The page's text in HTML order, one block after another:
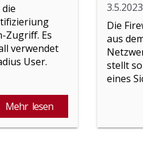
Zugriff. Es
verwendet
User.
Mehr lesen
3.5.2023
Die
aus
stellt
eines